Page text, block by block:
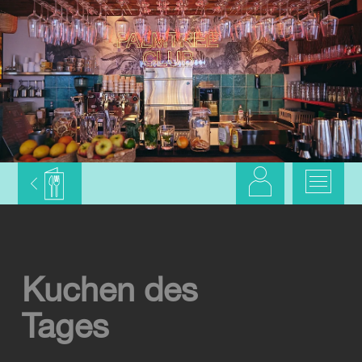
Kuchen des
Tages